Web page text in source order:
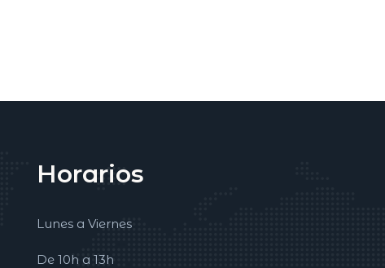
Horarios
Lunes a Viernes
De 10h a 13h